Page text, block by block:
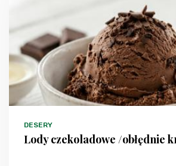
DESERY
Lody czekoladowe /obłędnie